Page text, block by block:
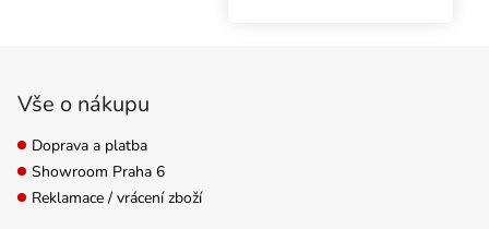
Vše o nákupu
Doprava a platba
Showroom Praha 6
Reklamace / vrácení zboží